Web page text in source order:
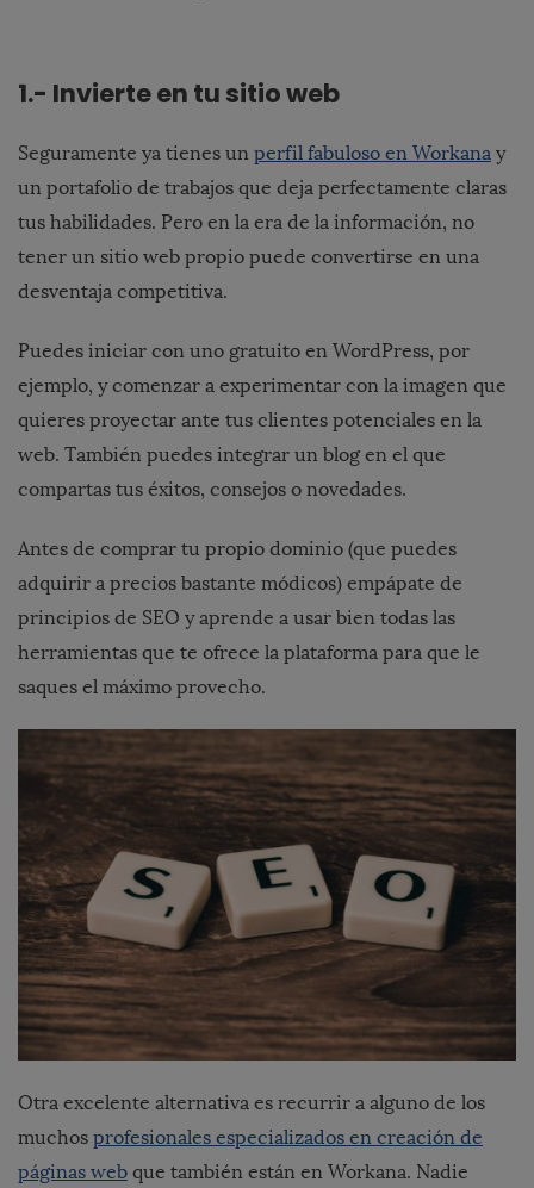
1.- Invierte en tu sitio web
Seguramente ya tienes un perfil fabuloso en Workana y
un portafolio de trabajos que deja perfectamente claras
tus habilidades. Pero en la era de la información, no
tener un sitio web propio puede convertirse en una
desventaja competitiva.
Puedes iniciar con uno gratuito en WordPress, por
ejemplo, y comenzar a experimentar con la imagen que
quieres proyectar ante tus clientes potenciales en la
web. También puedes integrar un blog en el que
compartas tus éxitos, consejos o novedades.
Antes de comprar tu propio dominio (que puedes
adquirir a precios bastante módicos) empápate de
principios de SEO y aprende a usar bien todas las
herramientas que te ofrece la plataforma para que le
saques el máximo provecho.
Otra excelente alternativa es recurrir a alguno de los
muchos profesionales especializados en creación de
páginas web que también están en Workana. Nadie